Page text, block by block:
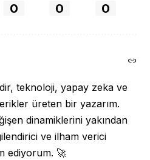
0 0 0
teknoloji, yapay zeka ve
üreten bir yazarım.
dinamiklerini yakından
ve ilham verici
ediyorum. 🚀